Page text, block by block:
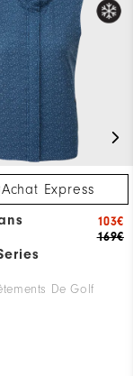
Achat Express
De Golf
169€
103€